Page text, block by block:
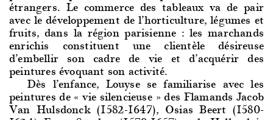
étrangers. Le commerce des tableaux va de pair
avec le développement de l’horticulture, légumes et
fruits, dans la région parisienne : les marchands
enrichis constituent une clientèle désireuse
d’embellir son cadre de vie et d’acquérir des
peintures évoquant son activité.
Dès l’enfance, Louyse se familiarise avec les
peintures de « vie silencieuse » des Flamands Jacob
Van Hulsdonck (1582-1647), Osias Beert (1580-